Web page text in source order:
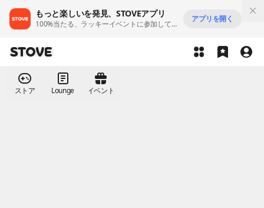
もっと楽しいを発見、STOVEアプリ
100%当たる、ラッキーイベントに参加してみましょう！
アプリを開く
ストア Lounge イベント